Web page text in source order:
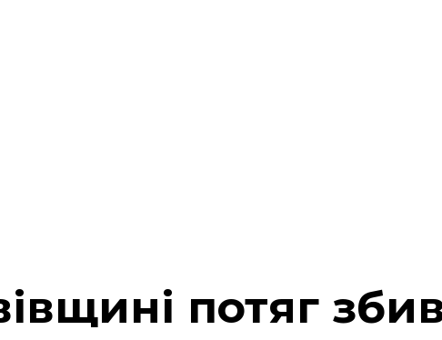
потяг